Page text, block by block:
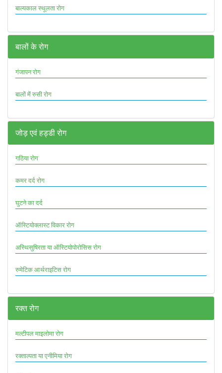
बाल्यकाल स्थूलता रोग
बालों के रोग
गंजापन रोग
बालों में रुसी रोग
जोड़ एवं हड्डी रोग
गठिया रोग
कमर दर्द रोग
घुटने का दर्द
ऑस्टियोक्लास्ट विकार रोग
अस्थिसुषिरता या ऑस्टियोपोरोसिस रोग
रुमेटिक आर्थराइटिस रोग
रक्त रोग
मल्टीपल माइलोमा रोग
रक्ताल्पता या एनीमिया रोग